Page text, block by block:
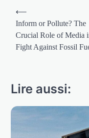
Navigation
de
l’article
⟵
Inform or Pollute? The
Crucial Role of Media
Fight Against Fossil
Lire aussi: